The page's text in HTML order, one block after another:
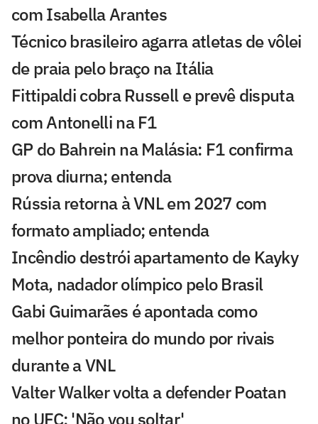
com Isabella Arantes
Técnico brasileiro agarra atletas de vôlei
de praia pelo braço na Itália
Fittipaldi cobra Russell e prevê disputa
com Antonelli na F1
GP do Bahrein na Malásia: F1 confirma
prova diurna; entenda
Rússia retorna à VNL em 2027 com
formato ampliado; entenda
Incêndio destrói apartamento de Kayky
Mota, nadador olímpico pelo Brasil
Gabi Guimarães é apontada como
melhor ponteira do mundo por rivais
durante a VNL
Valter Walker volta a defender Poatan
no UFC: 'Não vou soltar'